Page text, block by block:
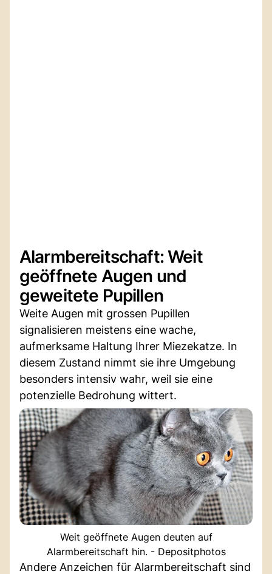
Alarmbereitschaft: Weit
geöffnete Augen und
geweitete Pupillen
Weite Augen mit grossen Pupillen
signalisieren meistens eine wache,
aufmerksame Haltung Ihrer Miezekatze. In
diesem Zustand nimmt sie ihre Umgebung
besonders intensiv wahr, weil sie eine
potenzielle Bedrohung wittert.
Weit geöffnete Augen deuten auf
Alarmbereitschaft hin. - Depositphotos
Andere Anzeichen für Alarmbereitschaft sind